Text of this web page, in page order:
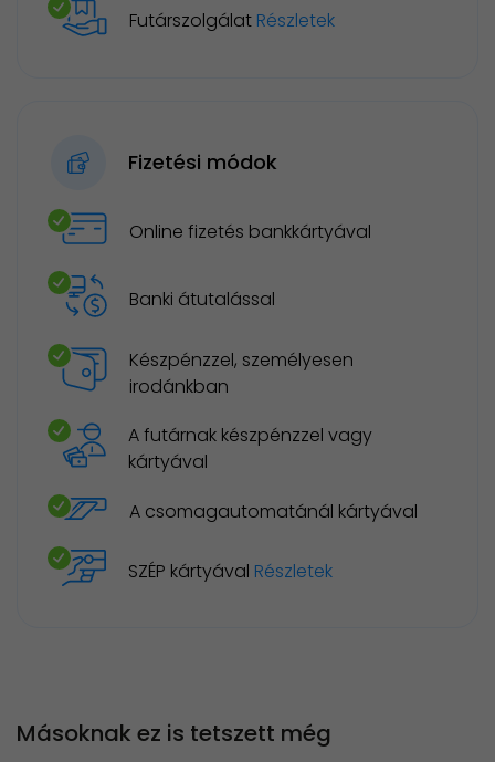
Futárszolgálat Részletek
Fizetési módok
Online fizetés bankkártyával
Banki átutalással
Készpénzzel, személyesen
irodánkban
A futárnak készpénzzel vagy
kártyával
A csomagautomatánál kártyával
SZÉP kártyával Részletek
Másoknak ez is tetszett még